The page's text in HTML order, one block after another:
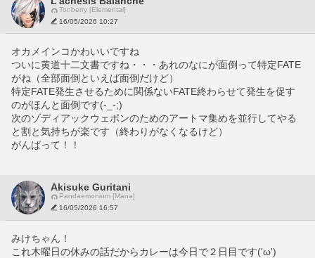
Tonberry [Elemental]
16/05/2026 10:27
オカメインコかわいいですね
ついに黄道十二文書ですね・・・あれのなにが面倒って特定FATE
がね（全部面倒といえば面倒だけど）
特定FATE発生させるために関係ないFATE終わらせて発生を促す
のがほんと面倒です(-_-;)
次のゾディアックウェポンのためのアートマ集めを並行してやる
と割と気持ちが楽です（終わりがなくなるけど）
がんばって！！
Akisuke Guritani
Pandaemonium [Mana]
16/05/2026 16:57
みけちゃん！
これ木曜日の休みの話だからカレーは今日で２日目です('ω')